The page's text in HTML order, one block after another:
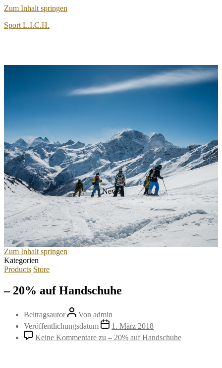
Zum Inhalt springen
Sport L.I.C.H.
Articles
News
Zum Inhalt springen
Kategorien
Products Store
– 20% auf Handschuhe
Beitragsautor Von admin
Veröffentlichungsdatum
1. März 2018
Keine Kommentare zu – 20% auf Handschuhe